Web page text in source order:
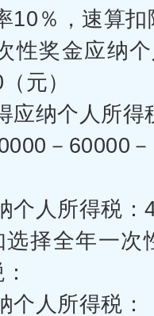
10％，速算
性奖金应纳
元）
应纳个人所得
－60000
个人所得税
选择全年一
个人所得税：